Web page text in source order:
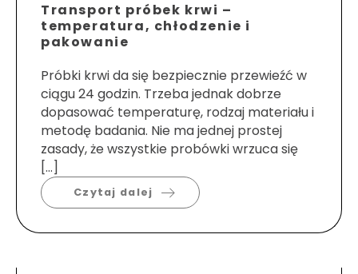
Transport próbek krwi –
temperatura, chłodzenie i
pakowanie
Próbki krwi da się bezpiecznie przewieźć w
ciągu 24 godzin. Trzeba jednak dobrze
dopasować temperaturę, rodzaj materiału i
metodę badania. Nie ma jednej prostej
zasady, że wszystkie probówki wrzuca się
[…]
Czytaj dalej